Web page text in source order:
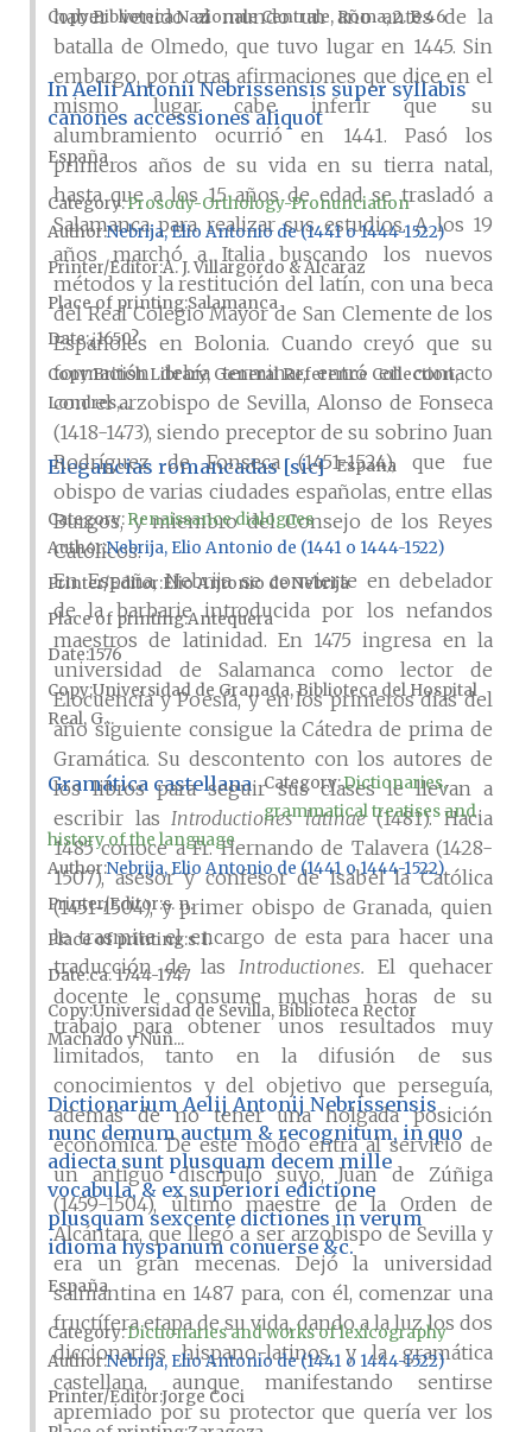
haber venido al mundo un año antes de la
batalla de Olmedo, que tuvo lugar en 1445. Sin
embargo, por otras afirmaciones que dice en el
mismo lugar cabe inferir que su
alumbramiento ocurrió en 1441. Pasó los
primeros años de su vida en su tierra natal,
hasta que a los 15 años de edad se trasladó a
Salamanca para realizar sus estudios. A los 19
años marchó a Italia buscando los nuevos
métodos y la restitución del latín, con una beca
del Real Colegio Mayor de San Clemente de los
Españoles en Bolonia. Cuando creyó que su
formación debía terminar, entró en contacto
con el arzobispo de Sevilla, Alonso de Fonseca
(1418-1473), siendo preceptor de su sobrino Juan
Rodríguez de Fonseca (1451-1524), que fue
obispo de varias ciudades españolas, entre ellas
Burgos, y miembro del Consejo de los Reyes
Católicos.
En España, Nebrija se convierte en debelador
de la barbarie introducida por los nefandos
maestros de latinidad. En 1475 ingresa en la
universidad de Salamanca como lector de
Elocuencia y Poesía, y en los primeros días del
año siguiente consigue la Cátedra de prima de
Gramática. Su descontento con los autores de
los libros para seguir sus clases le llevan a
escribir lasIntroductiones latinae(1481). Hacia
1485 conoce a Fr. Hernando de Talavera (1428-
1507), asesor y confesor de Isabel la Católica
(1451-1504), y primer obispo de Granada, quien
le trasmite el encargo de esta para hacer una
traducción de lasIntroductiones. El quehacer
docente le consume muchas horas de su
trabajo para obtener unos resultados muy
limitados, tanto en la difusión de sus
conocimientos y del objetivo que perseguía,
además de no tener una holgada posición
económica. De este modo entra al servicio de
un antiguo discípulo suyo, Juan de Zúñiga
(1459-1504), último maestre de la Orden de
Alcántara, que llegó a ser arzobispo de Sevilla y
era un gran mecenas. Dejó la universidad
salmantina en 1487 para, con él, comenzar una
fructífera etapa de su vida, dando a la luz los dos
diccionarios hispano-latinos y la gramática
castellana, aunque manifestando sentirse
apremiado por su protector que quería ver los
CopyBiblioteca Nazionale Centrale, Roma, 2. B.46
In Aelii Antonii Nebrissensis super syllabis
canones accessiones aliquot
España
Category:Prosody-Orthology-Pronunciation
AuthorNebrija, Elio Antonio de (1441 o 1444-1522)
Printer/EditorA. J. Villargordo & Alcaraz
Place of printingSalamanca
Date¿1650?
CopyBritish Library, General Reference Collection,
Londres,...
Elegancias romancadas [sic] España
Category:Renaissance dialogues
AuthorNebrija, Elio Antonio de (1441 o 1444-1522)
Printer/Editor Elio Antonio de Nebrija
Place of printingAntequera
Date1576
CopyUniversidad de Granada, Biblioteca del Hospital
Real, G...
Gramática castellana Category:Dictionaries,
grammatical treatises and
history of the language
Author Nebrija, Elio Antonio de (1441 o 1444-1522)
Printer/Editor s. n.
Place of printings. l.
Dateca. 1744-1747
CopyUniversidad de Sevilla, Biblioteca Rector
Machado y Núñ...
Dictionarium Aelij Antonij Nebrissensis
nunc demum auctum & recognitum, in quo
adiecta sunt plusquam decem mille
vocabula, & ex superiori edictione
plusquam sexcente dictiones in verum
idioma hyspanum conuerse &c.
España
Category:Dictionaries and works of lexicography
AuthorNebrija, Elio Antonio de (1441 o 1444-1522)
Printer/EditorJorge Coci